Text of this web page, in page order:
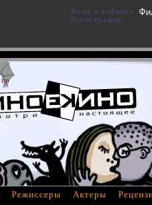
Режиссеры Актеры
Вход в кабинет
Регистрация